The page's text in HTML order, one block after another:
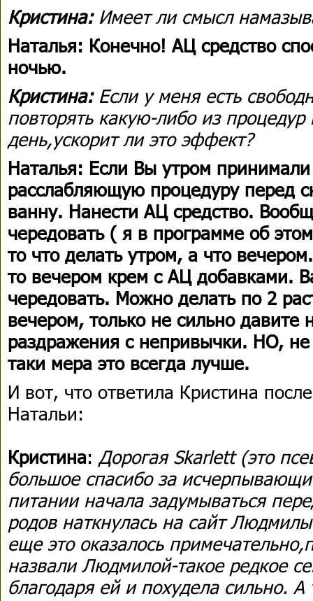
Кристина:Имеет ли смысл
Наталья: Конечно! АЦ средство
ночью.
Кристина:Если у меня есть
повторять какую-либо из процедур
день,ускорит ли это эффект?
Наталья: Если Вы утром
расслабляющую процедуру перед
ванну. Нанести АЦ средство.
чередовать ( я в программе об
то что делать утром, а что
то вечером крем с AЦ добавками.
чередовать. Можно делать по 2
вечером, только не сильно
раздражения с непривычки. НО, не
таки мера это всегда лучше.
И вот, что ответила Кристина
Натальи:
Кристина: Дорогая Skarlett (это
большое спасибо за
питании начала задумываться
родов наткнулась на сайт
еще это оказалось
назвали Людмилой-такое редкое
благодаря ей и похудела сильно.